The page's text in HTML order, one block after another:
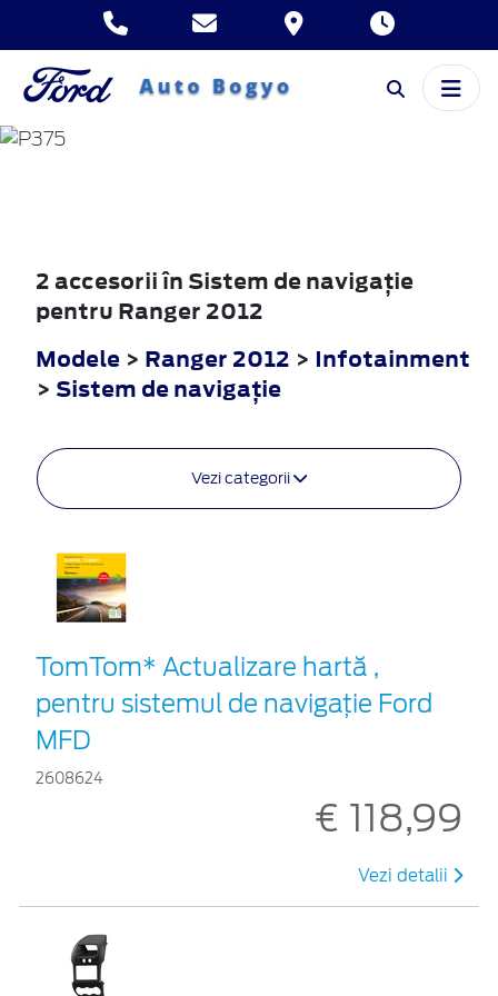
RANGER
2 accesorii în Sistem de navigaţie
pentru Ranger 2012
Modele > Ranger 2012 > Infotainment
> Sistem de navigaţie
Vezi categorii
TomTom* Actualizare hartă ,
pentru sistemul de navigaţie Ford
MFD
2608624
€ 118,99
Vezi detalii